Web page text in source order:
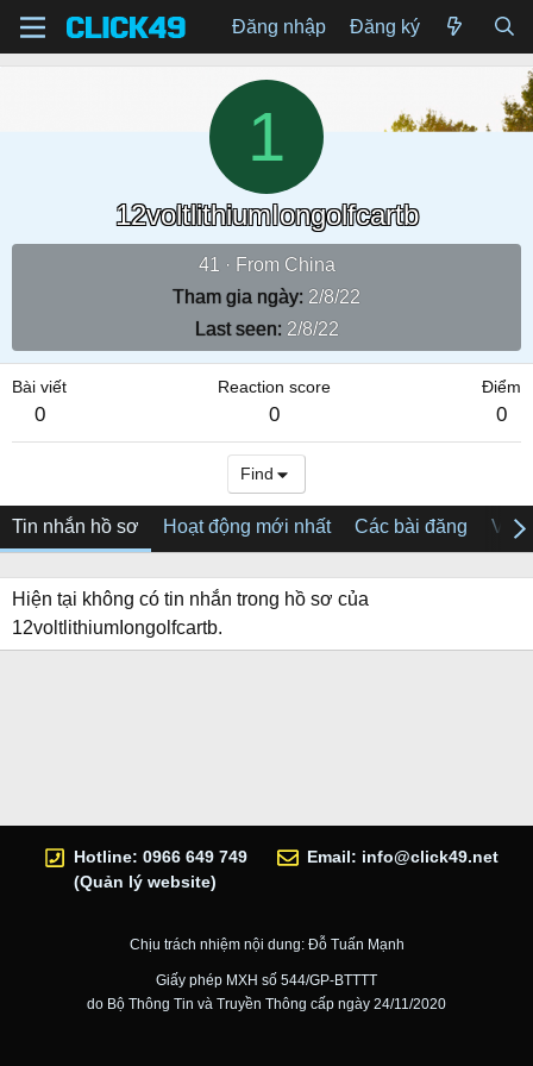
Đăng nhập Đăng ký
1
12voltlithiumIongolfcartb
41 · From China
Tham gia ngày 2/8/22
Last seen 2/8/22
Bài viết
0
Reaction score
0
Điểm
0
Find
Tin nhắn hồ sơ Hoạt động mới nhất Các bài đăng Về
Hiện tại không có tin nhắn trong hồ sơ của
12voltlithiumIongolfcartb.
Hotline: 0966 649 749
(Quản lý website)
Email: info@click49.net
Chịu trách nhiệm nội dung: Đỗ Tuấn Mạnh
Giấy phép MXH số 544/GP-BTTTT
do Bộ Thông Tin và Truyền Thông cấp ngày 24/11/2020